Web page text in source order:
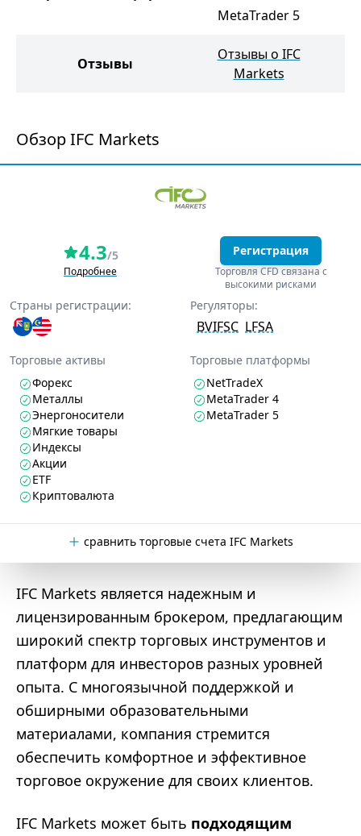
MetaTrader 5
Отзывы
Отзывы о IFC
Markets
Обзор IFC Markets
4.3/5
Подробнее
Регистрация
Торговля CFD связана с
высокими рисками
Страны регистрации: Регуляторы:
BVIFSC LFSA
Торговые активы
Форекс
Металлы
Энергоносители
Мягкие товары
Индексы
Акции
ETF
Криптовалюта
Торговые платформы
NetTradeX
MetaTrader 4
MetaTrader 5
сравнить торговые счета IFC Markets
IFC Markets является надежным и
лицензированным брокером, предлагающим
широкий спектр торговых инструментов и
платформ для инвесторов разных уровней
опыта. С многоязычной поддержкой и
обширными образовательными
материалами, компания стремится
обеспечить комфортное и эффективное
торговое окружение для своих клиентов.
IFC Markets может быть подходящим